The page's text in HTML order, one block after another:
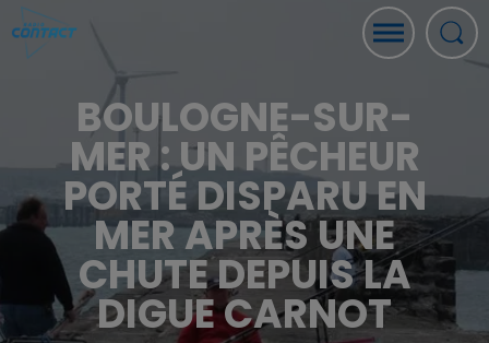
BOULOGNE-SUR-
MER : UN PÊCHEUR
PORTÉ DISPARU EN
MER APRÈS UNE
CHUTE DEPUIS LA
DIGUE CARNOT